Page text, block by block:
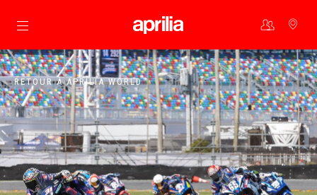
Aller au contenu principal
RETOUR À APRILIA WORLD